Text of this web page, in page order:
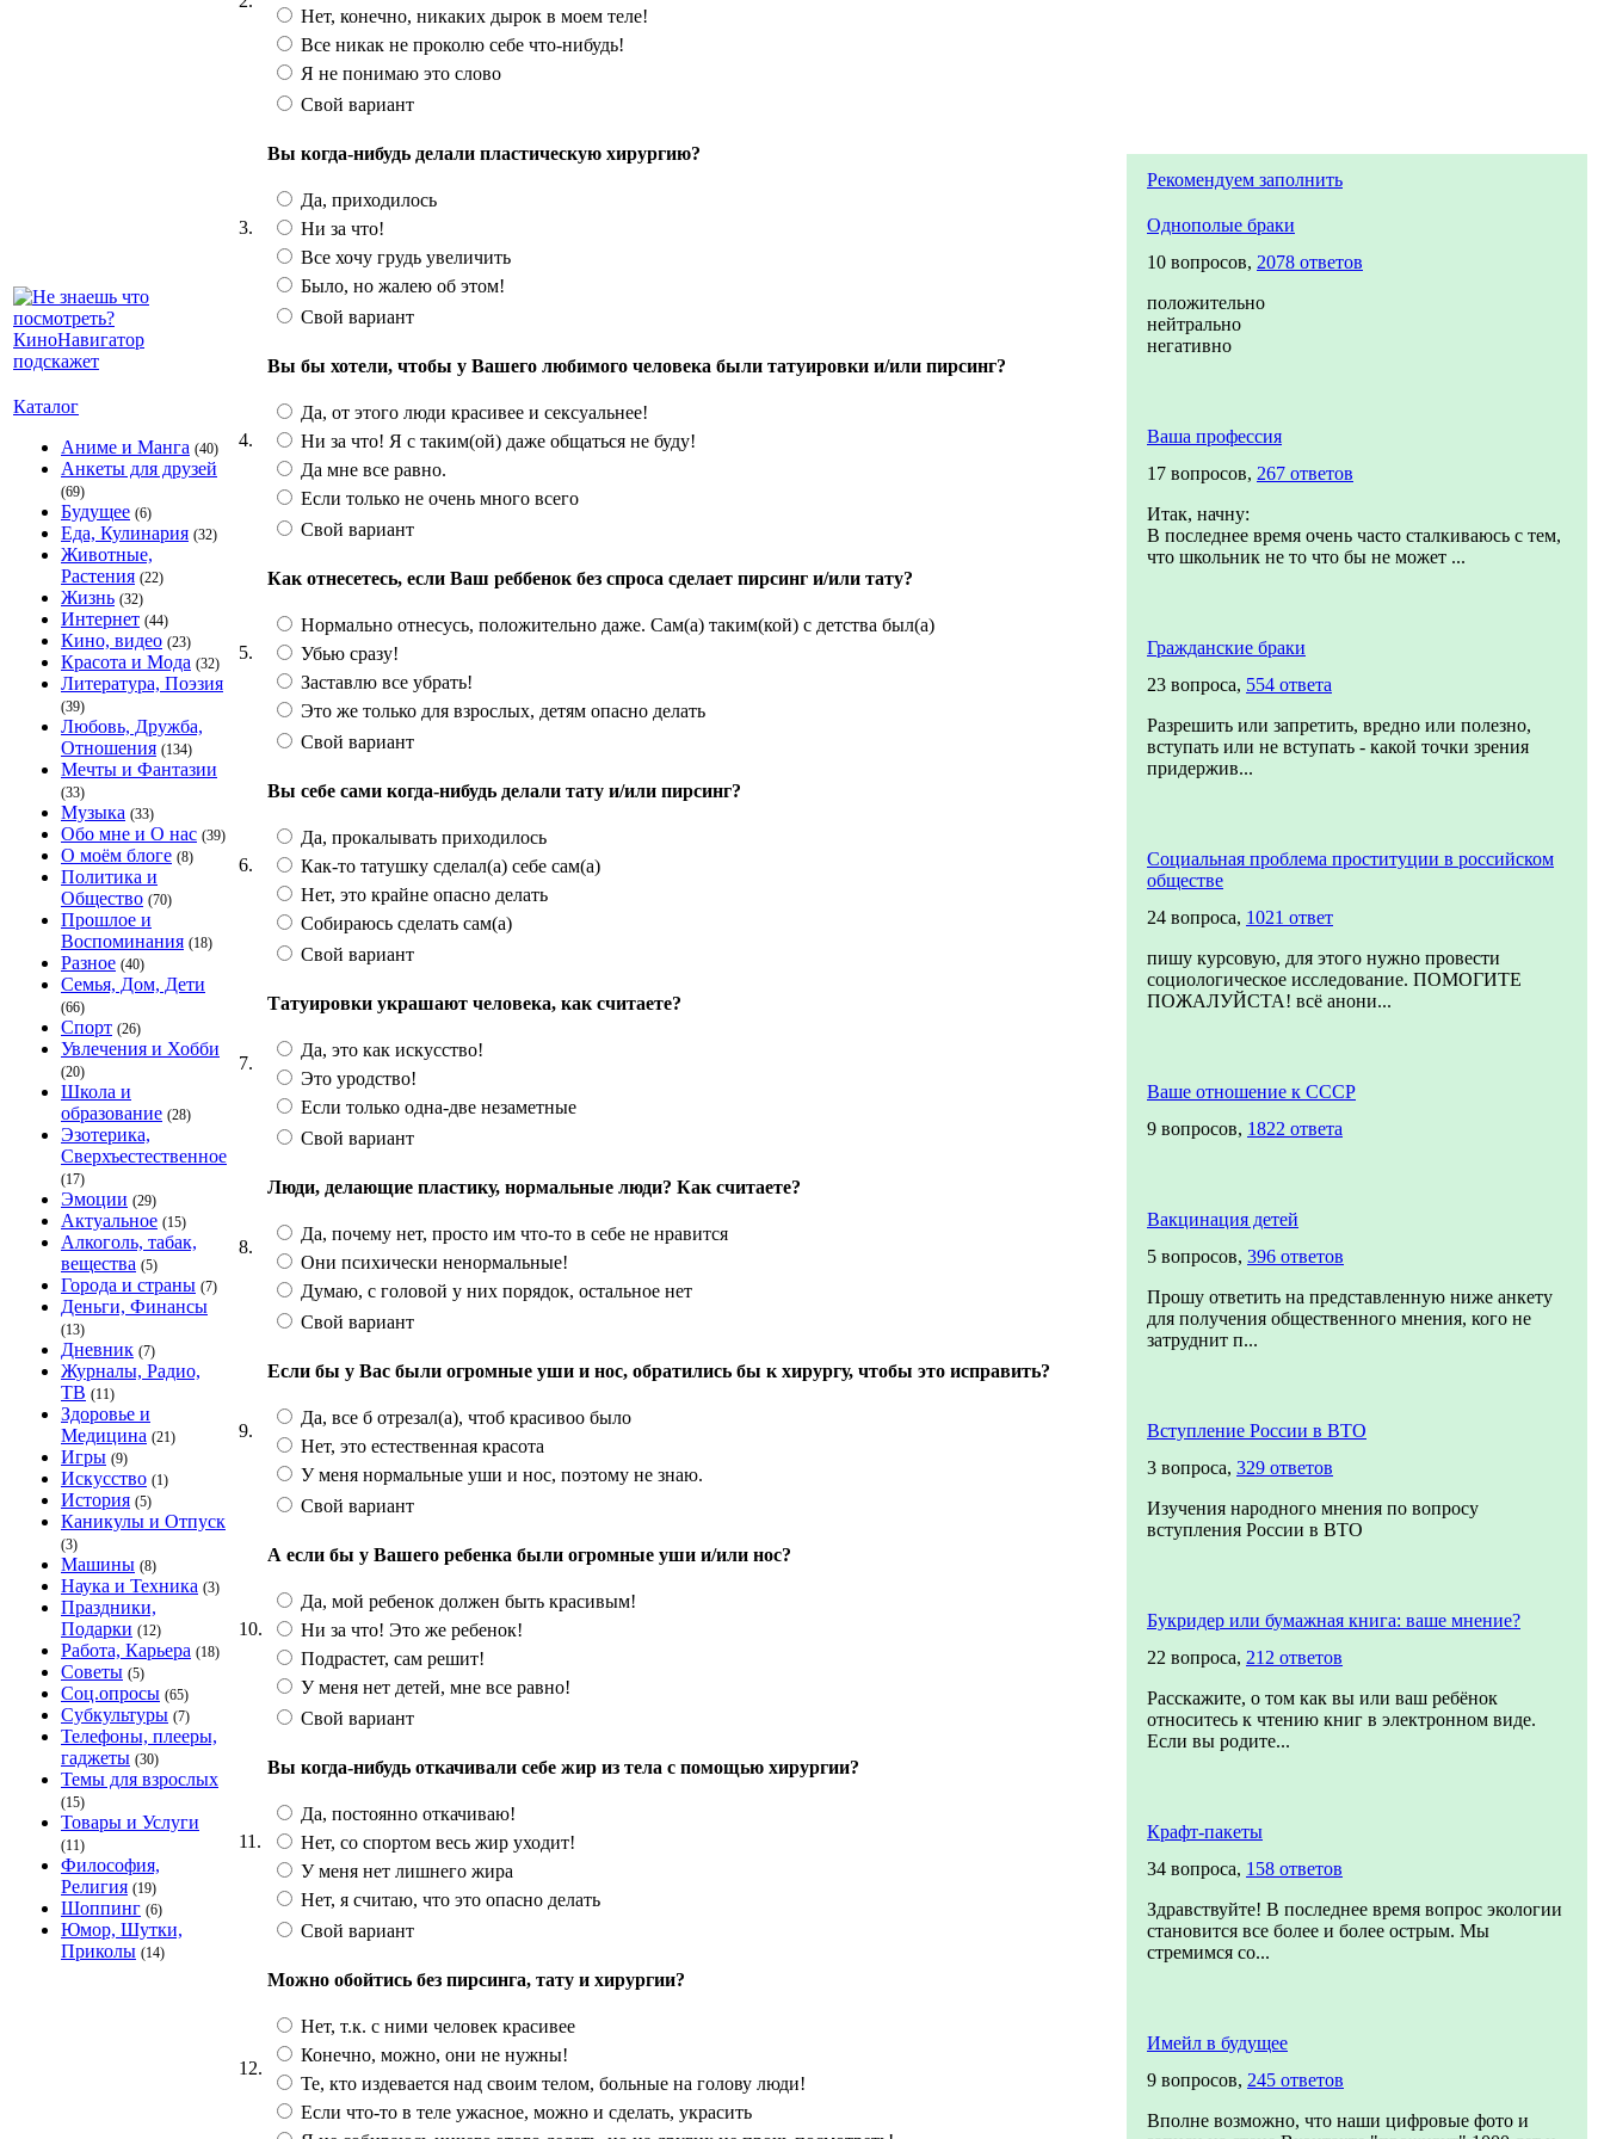
Каталог
Аниме и Манга (40)
Анкеты для друзей
(69)
Будущее (6)
Еда, Кулинария (32)
Животные,
Растения (22)
Жизнь (32)
Интернет (44)
Кино, видео (23)
Красота и Мода (32)
Литература, Поэзия
(39)
Любовь, Дружба,
Отношения (134)
Мечты и Фантазии
(33)
Музыка (33)
Обо мне и О нас (39)
О моём блоге (8)
Политика и
Общество (70)
Прошлое и
Воспоминания (18)
Разное (40)
Семья, Дом, Дети
(66)
Спорт (26)
Увлечения и Хобби
(20)
Школа и
образование (28)
Эзотерика,
Сверхъестественное
(17)
Эмоции (29)
Актуальное (15)
Алкоголь, табак,
вещества (5)
Города и страны (7)
Деньги, Финансы
(13)
Дневник (7)
Журналы, Радио,
ТВ (11)
Здоровье и
Медицина (21)
Игры (9)
Искусство (1)
История (5)
Каникулы и Отпуск
(3)
Машины (8)
Наука и Техника (3)
Праздники,
Подарки (12)
Работа, Карьера (18)
Советы (5)
Соц.опросы (65)
Субкультуры (7)
Телефоны, плееры,
гаджеты (30)
Темы для взрослых
(15)
Товары и Услуги
(11)
Философия,
Религия (19)
Шоппинг (6)
Юмор, Шутки,
Приколы (14)
Нет, конечно, никаких дырок в моем теле!
Все никак не проколю себе что-нибудь!
Я не понимаю это слово
Свой вариант
3.
Вы когда-нибудь делали пластическую хирургию?
Да, приходилось
Ни за что!
Все хочу грудь увеличить
Было, но жалею об этом!
Свой вариант
4.
Вы бы хотели, чтобы у Вашего любимого человека были татуировки и/или пирсинг?
Да, от этого люди красивее и сексуальнее!
Ни за что! Я с таким(ой) даже общаться не буду!
Да мне все равно.
Если только не очень много всего
Свой вариант
5.
Как отнесетесь, если Ваш реббенок без спроса сделает пирсинг и/или тату?
Нормально отнесусь, положительно даже. Сам(а) таким(кой) с детства был(а)
Убью сразу!
Заставлю все убрать!
Это же только для взрослых, детям опасно делать
Свой вариант
6.
Вы себе сами когда-нибудь делали тату и/или пирсинг?
Да, прокалывать приходилось
Как-то татушку сделал(а) себе сам(а)
Нет, это крайне опасно делать
Собираюсь сделать сам(а)
Свой вариант
7.
Татуировки украшают человека, как считаете?
Да, это как искусство!
Это уродство!
Если только одна-две незаметные
Свой вариант
8.
Люди, делающие пластику, нормальные люди? Как считаете?
Да, почему нет, просто им что-то в себе не нравится
Они психически ненормальные!
Думаю, с головой у них порядок, остальное нет
Свой вариант
9.
Если бы у Вас были огромные уши и нос, обратились бы к хирургу, чтобы это исправить?
Да, все б отрезал(а), чтоб красивоо было
Нет, это естественная красота
У меня нормальные уши и нос, поэтому не знаю.
Свой вариант
10.
А если бы у Вашего ребенка были огромные уши и/или нос?
Да, мой ребенок должен быть красивым!
Ни за что! Это же ребенок!
Подрастет, сам решит!
У меня нет детей, мне все равно!
Свой вариант
11.
Вы когда-нибудь откачивали себе жир из тела с помощью хирургии?
Да, постоянно откачиваю!
Нет, со спортом весь жир уходит!
У меня нет лишнего жира
Нет, я считаю, что это опасно делать
Свой вариант
12.
Можно обойтись без пирсинга, тату и хирургии?
Нет, т.к. с ними человек красивее
Конечно, можно, они не нужны!
Те, кто издевается над своим телом, больные на голову люди!
Если что-то в теле ужасное, можно и сделать, украсить
Рекомендуем заполнить
Однополые браки
10 вопросов, 2078 ответов
положительно
нейтрально
негативно
Ваша профессия
17 вопросов, 267 ответов
Итак, начну:
В последнее время очень часто сталкиваюсь с тем,
что школьник не то что бы не может ...
Гражданские браки
23 вопроса, 554 ответа
Разрешить или запретить, вредно или полезно,
вступать или не вступать - какой точки зрения
придержив...
Социальная проблема проституции в российском
обществе
24 вопроса, 1021 ответ
пишу курсовую, для этого нужно провести
социологическое исследование. ПОМОГИТЕ
ПОЖАЛУЙСТА! всё анони...
Ваше отношение к СССР
9 вопросов, 1822 ответа
Вакцинация детей
5 вопросов, 396 ответов
Прошу ответить на представленную ниже анкету
для получения общественного мнения, кого не
затруднит п...
Вступление России в ВТО
3 вопроса, 329 ответов
Изучения народного мнения по вопросу
вступления России в ВТО
Букридер или бумажная книга: ваше мнение?
22 вопроса, 212 ответов
Расскажите, о том как вы или ваш ребёнок
относитесь к чтению книг в электронном виде.
Если вы родите...
Крафт-пакеты
34 вопроса, 158 ответов
Здравствуйте! В последнее время вопрос экологии
становится все более и более острым. Мы
стремимся со...
Имейл в будущее
9 вопросов, 245 ответов
Вполне возможно, что наши цифровые фото и